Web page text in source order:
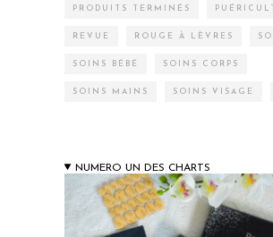
PRODUITS TERMINÉS
REVUE ROUGE À LÈVRES
SOINS BÉBÉ SOINS CORPS
SOINS MAINS SOINS VISAGE
NUMERO UN DES CHARTS